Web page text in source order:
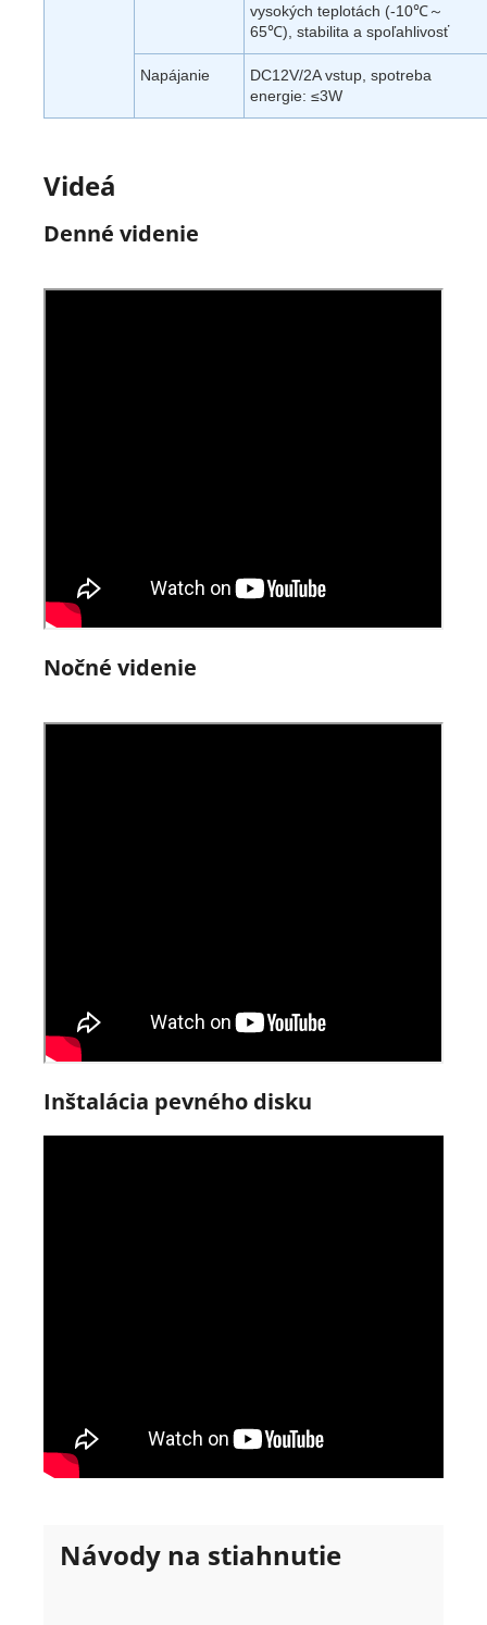
vysokých teplotách (-10℃～
65℃), stabilita a spoľahlivosť
Napájanie
DC12V/2A vstup, spotreba
energie: ≤3W
Videá
Denné videnie
Nočné videnie
Inštalácia pevného disku
Návody na stiahnutie